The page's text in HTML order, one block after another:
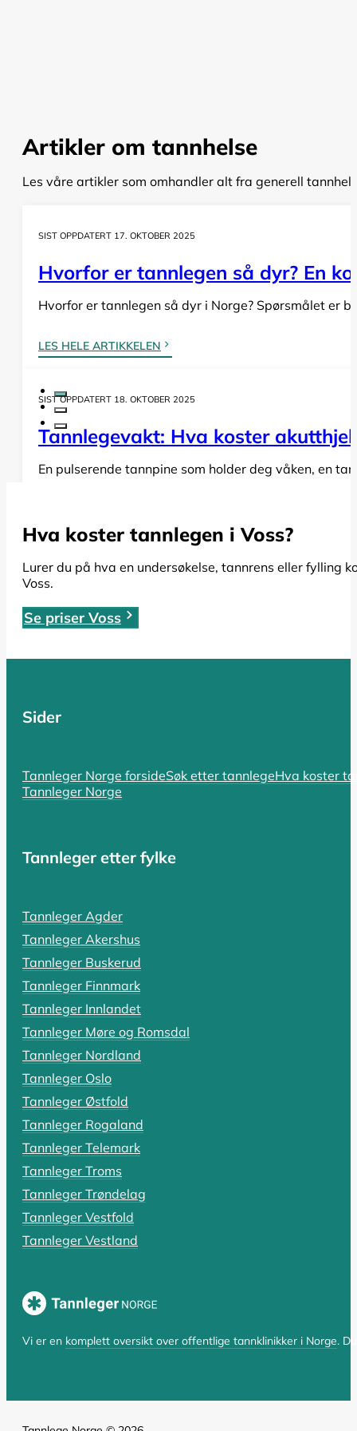
Artikler om tannhelse
Les våre artikler som omhandler alt fra generell
SIST OPPDATERT 17. OKTOBER 2025
Hvorfor er tannlegen så dyr? En
Hvorfor er tannlegen så dyr i Norge? Spørsmålet er
LES HELE ARTIKKELEN
SIST OPPDATERT 18. OKTOBER 2025
Tannlegevakt: Hva koster
En pulserende tannpine som holder deg våken, en
SIST OPPDATERT 19. OKTOBER 2025
Har du fått beskjed om at du trenger en rotfylling,
SIST OPPDATERT 17. OKTOBER 2025
Hvorfor er tannlegen så dyr i Norge? Spørsmålet er
Tannlegevakt: Hva koster
En pulserende tannpine som holder deg våken, en
LES HELE ARTIKKELEN
SIST OPPDATERT 19. OKTOBER 2025
Rotfylling: Alt du må vite om pris,
Har du fått beskjed om at du trenger en rotfylling,
LES HELE ARTIKKELEN
SIST OPPDATERT 17. OKTOBER 2025
Hvorfor er tannlegen så dyr? En
Hva koster tannlegen i Voss?
Lurer du på hva en undersøkelse, tannrens eller fylling
Voss.
Se priser Voss
Tannleger etter fylke
Tannleger Agder
Tannleger Akershus
Tannleger Buskerud
Tannleger Finnmark
Tannleger Innlandet
Tannleger Møre og Romsdal
Tannleger Nordland
Tannleger Oslo
Tannleger Østfold
Tannleger Rogaland
Tannleger Telemark
Tannleger Troms
Tannleger Trøndelag
Tannleger Vestfold
Tannleger Vestland
Sider
Tannleger Norge forsideSøk etter tannlegeHva koster
Tannleger Norge
Vi er en komplett oversikt over offentlige tannklinikker i Norge.